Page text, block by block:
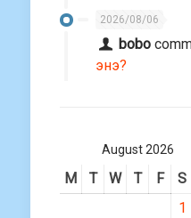
2026/08/06
bobo
энэ?
August 2026
M T W T F S
1